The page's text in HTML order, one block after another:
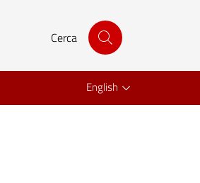
Cerca
English